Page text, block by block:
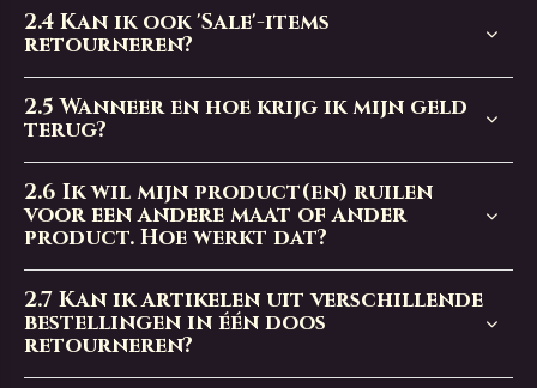
2.4 Kan ik ook 'Sale'-items
retourneren?
2.5 Wanneer en hoe krijg ik mijn geld
terug?
2.6 Ik wil mijn product(en) ruilen
voor een andere maat of ander
product. Hoe werkt dat?
2.7 Kan ik artikelen uit verschillende
bestellingen in één doos
retourneren?